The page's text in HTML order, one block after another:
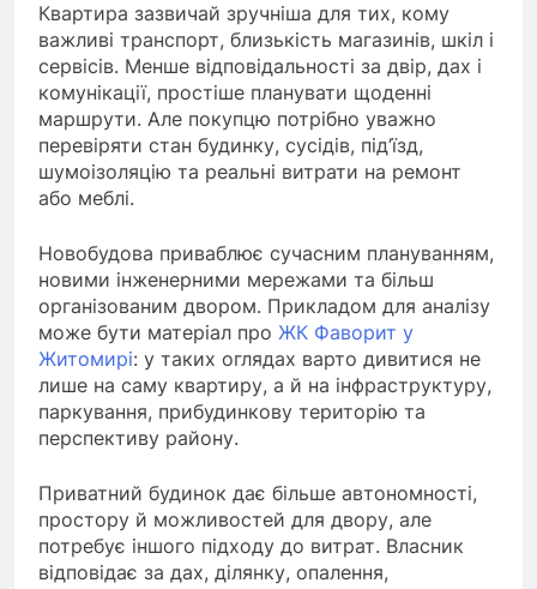
Квартира зазвичай зручніша для тих, кому
важливі транспорт, близькість магазинів, шкіл і
сервісів. Менше відповідальності за двір, дах і
комунікації, простіше планувати щоденні
маршрути. Але покупцю потрібно уважно
перевіряти стан будинку, сусідів, під’їзд,
шумоізоляцію та реальні витрати на ремонт
або меблі.
Новобудова приваблює сучасним плануванням,
новими інженерними мережами та більш
організованим двором. Прикладом для аналізу
може бути матеріал про ЖК Фаворит у
Житомирі: у таких оглядах варто дивитися не
лише на саму квартиру, а й на інфраструктуру,
паркування, прибудинкову територію та
перспективу району.
Приватний будинок дає більше автономності,
простору й можливостей для двору, але
потребує іншого підходу до витрат. Власник
відповідає за дах, ділянку, опалення,